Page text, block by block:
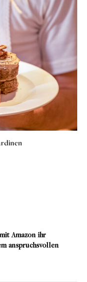
Amazon ihr
anspruchsvollen